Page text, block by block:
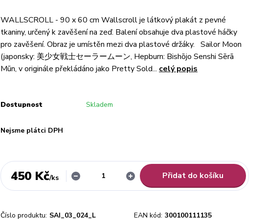
WALLSCROLL - 90 x 60 cm Wallscroll je látkový plakát z pevné
tkaniny, určený k zavěšení na zeď. Balení obsahuje dva plastové háčky
pro zavěšení. Obraz je umístěn mezi dva plastové držáky. Sailor Moon
(japonsky: 美少女戦士セーラームーン, Hepburn: Bishōjo Senshi Sērā
Mūn, v originále překládáno jako Pretty Sold... celý popis
Dostupnost Skladem
Nejsme plátci DPH
450 Kč/ks Přidat do košíku
Číslo produktu: SAI_03_024_L EAN kód: 300100111135